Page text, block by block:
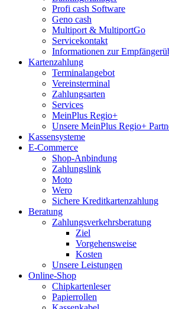
Profi cash Software
Geno cash
Multiport & MultiportGo
Servicekontakt
Informationen zur
Kartenzahlung
Terminalangebot
Vereinsterminal
Zahlungsarten
Services
MeinPlus Regio+
Unsere MeinPlus Regio+
Kassensysteme
E-Commerce
Shop-Anbindung
Zahlungslink
Moto
Wero
Sichere Kreditkartenzahlung
Beratung
Zahlungsverkehrsberatung
Ziel
Vorgehensweise
Kosten
Unsere Leistungen
Online-Shop
Chipkartenleser
Papierrollen